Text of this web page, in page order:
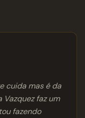
cuida mas é da
faz um
fazendo